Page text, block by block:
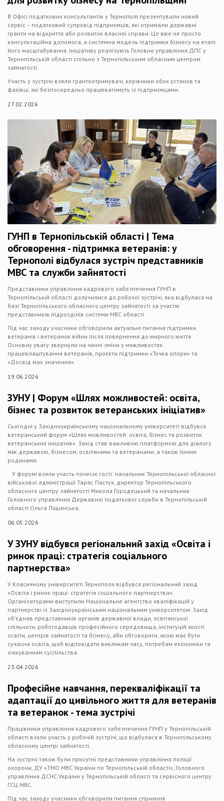
В Офісі податкових консультантів у Тернополі презентували новий
сервіс – податковий супровід підприємців, які отримали державні
гранти на відкриття або розвиток власної справи. Це вже не просто
консультаційна допомога, а системна модель підтримки бізнесу на етапі
його масштабування. Ініціативу реалізують Головне управління ДПС у
Тернопільській області спільно з Тернопільським обласним центром
зайнятості.
Участь у зустрічі взяли грантоотримувачі, керівники обох установ та
фахівці, які безпосередньо працюватимуть із підприємцями.
27.02.2026
ГУНП в Тернопільській області | Тема
обговорення - підтримка ветеранів: у
Тернополі відбулася зустріч представників
МВС та служби зайнятості
Представники управління кадрового забезпечення ГУНП в
Тернопільській області долучилися до робочої зустрічі, яка відбулася на
базі Тернопільського обласного центру зайнятості за участю
представників підрозділів системи МВС області.
Під час заходу учасники обговорили актуальні питання підтримки
ветеранів і ветеранок війни після повернення до мирного життя.
Основну увагу звернули на чинні зміни у можливостях
працевлаштування ветеранів, проєкти підтримки «Точка опори» та
«Досвід має значення».
19.06.2026
ЗУНУ | Форум «Шлях можливостей: освіта,
бізнес та розвиток ветеранських ініціатив»
Сьогодні у Західноукраїнському національному університеті відбувся
ветеранський форум «Шлях можливостей: освіта, бізнес та розвиток
ветеранських ініціатив». Захід став важливою платформою для діалогу
між державою, бізнесом, освітянами та ветеранами, а також їхніми
родинами.
У форумі взяли участь почесні гості: начальник Тернопільської обласної
військової адміністрації Тарас Пастух, директор Тернопільського
обласного центру зайнятості Микола Городецький та начальник
Головного управління Державної податкової служби в Тернопільській
області Ольга Ліщинська.
06.05.2026
У ЗУНУ відбувся регіональний захід «Освіта і
ринок праці: стратегія соціального
партнерства»
У Класичному університеті Тернополя відбувся регіональний захід
«Освіта і ринок праці: стратегія соціального партнерства».
Організаторами виступили Національне агентство кваліфікацій у
партнерстві із Західноукраїнським національним університетом. Захід
об’єднав представників органів державної влади, освітянської
спільноти, роботодавців професійного середовища, інституцій якості
освіти, центрів зайнятості та бізнесу, аби обговорити, якою має бути
сучасна освіта, щоб відповідати викликам часу, потребам економіки та
очікуванням суспільства.
23.04.2026
Професійне навчання, перекваліфікації та
адаптації до цивільного життя для ветеранів
та ветеранок - тема зустрічі
Працівники управління кадрового забезпечення ГУНП у Тернопільській
області взяли участь у робочій зустрічі, що відбулася в Тернопільському
обласному центрі зайнятості.
На зустрічі також були присутні представники управління поліції
охорони, ДУ «ТМО МВС України по Тернопільській області», Головного
управління ДСНС України у Тернопільській області та сервісного центру
ГСЦ МВС.
Під час заходу учасники обговорили питання сприяння